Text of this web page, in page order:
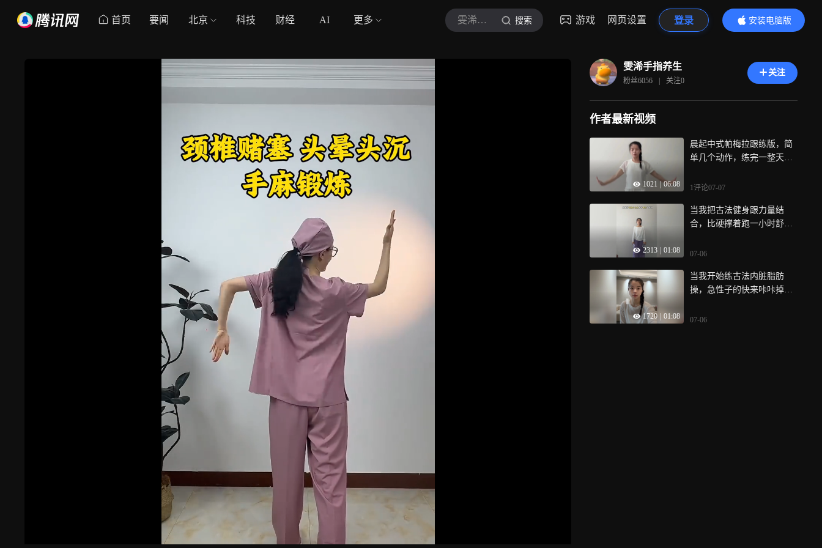
首页 要闻 北京 科技 财经 AI 更多 雯浠手指养生 搜索 游戏 网页设置 登录
安装电脑版
内容更精彩
雯浠手指养生
粉丝6056 | 关注0
关注
作者最新视频
1021 06:08
晨起中式帕梅拉跟练版，简
单几个动作，练完一整天都
1评论07-07
2313 01:08
当我把古法健身跟力量结
合，比硬撑着跑一小时舒
07-06
1720 01:08
当我开始练古法内脏脂肪
操，急性子的快来咔咔掉
07-06